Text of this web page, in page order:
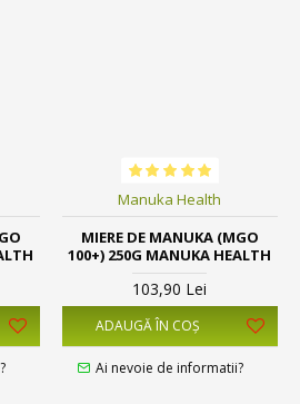
Manuka Health
MIERE DE MANUKA (MGO
100+) 250G MANUKA HEALTH
103,90 Lei
ADAUGĂ ÎN COŞ
Ai nevoie de informatii?